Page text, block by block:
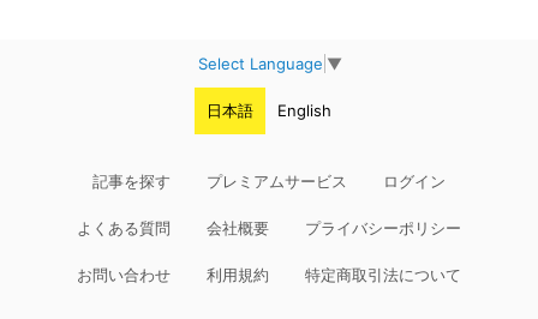
Select Language ▼
日本語 English
記事を探す プレミアムサービス ログイン
よくある質問 会社概要 プライバシーポリシー
お問い合わせ 利用規約 特定商取引法について